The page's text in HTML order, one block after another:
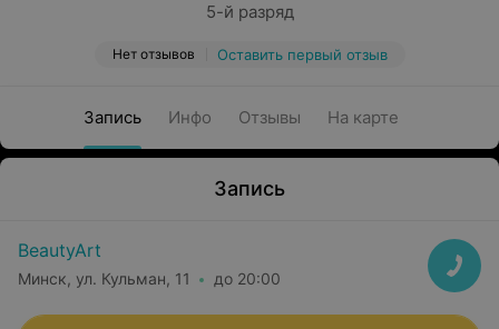
5-й разряд
Нет отзывов Оставить первый отзыв
Запись Инфо Отзывы На карте
Запись
BeautyArt
Минск, ул. Кульман, 11 до 20:00